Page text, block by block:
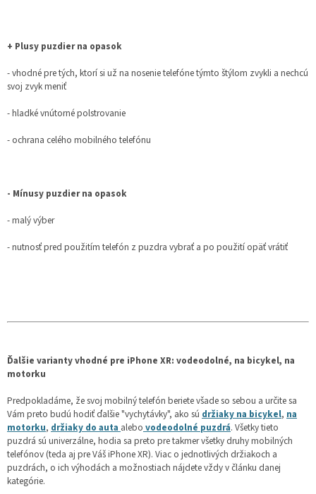
+ Plusy puzdier na opasok
- vhodné pre tých, ktorí si už na nosenie telefóne týmto štýlom zvykli a nechcú
svoj zvyk meniť
- hladké vnútorné polstrovanie
- ochrana celého mobilného telefónu
- Mínusy puzdier na opasok
- malý výber
- nutnosť pred použitím telefón z puzdra vybrať a po použití opäť vrátiť
Ďalšie varianty vhodné pre iPhone XR: vodeodolné, na bicykel, na
motorku
Predpokladáme, že svoj mobilný telefón beriete všade so sebou a určite sa
Vám preto budú hodiť ďalšie "vychytávky", ako sú držiaky na bicykel, na
motorku, držiaky do auta alebo vodeodolné puzdrá. Všetky tieto
puzdrá sú univerzálne, hodia sa preto pre takmer všetky druhy mobilných
telefónov (teda aj pre Váš iPhone XR). Viac o jednotlivých držiakoch a
puzdrách, o ich výhodách a možnostiach nájdete vždy v článku danej
kategórie.